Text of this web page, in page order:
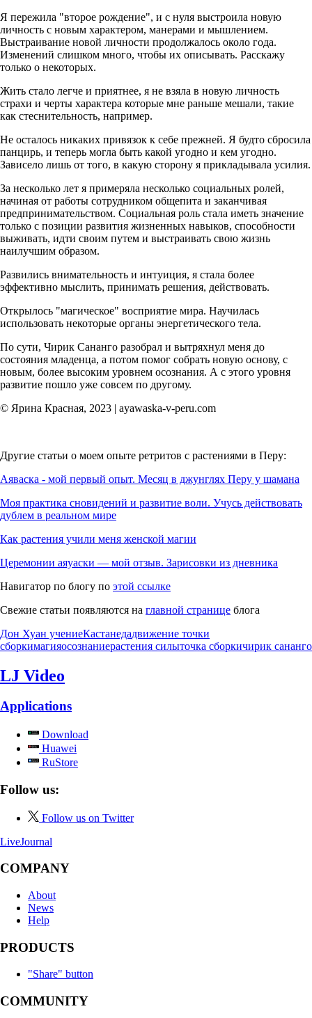
Я пережила "второе рождение", и с нуля выстроила новую
личность с новым характером, манерами и мышлением.
Выстраивание новой личности продолжалось около года.
Изменений слишком много, чтобы их описывать. Расскажу
только о некоторых.
Жить стало легче и приятнее, я не взяла в новую личность
страхи и черты характера которые мне раньше мешали, такие
как стеснительность, например.
Не осталось никаких привязок к себе прежней. Я будто сбросила
панцирь, и теперь могла быть какой угодно и кем угодно.
Зависело лишь от того, в какую сторону я прикладывала усилия.
За несколько лет я примеряла несколько социальных ролей,
начиная от работы сотрудником общепита и заканчивая
предпринимательством. Социальная роль стала иметь значение
только с позиции развития жизненных навыков, способности
выживать, идти своим путем и выстраивать свою жизнь
наилучшим образом.
Развились внимательность и интуиция, я стала более
эффективно мыслить, принимать решения, действовать.
Открылось "магическое" восприятие мира. Научилась
использовать некоторые органы энергетического тела.
По сути, Чирик Сананго разобрал и вытряхнул меня до
состояния младенца, а потом помог собрать новую основу, с
новым, более высоким уровнем осознания. А с этого уровня
развитие пошло уже совсем по другому.
© Ярина Красная, 2023 | ayawaska-v-peru.com
Другие статьи о моем опыте ретритов с растениями в Перу:
Аяваска - мой первый опыт. Месяц в джунглях Перу у шамана
Моя практика сновидений и развитие воли. Учусь действовать
дублем в реальном мире
Как растения учили меня женской магии
Церемонии аяуаски — мой отзыв. Зарисовки из дневника
Навигатор по блогу по этой ссылке
Свежие статьи появляются на главной странице блога
Дон Хуан учениеКастанедадвижение точки
сборкимагияосознаниерастения силыточка сборкичирик сананго
LJ Video
Applications
Download
Huawei
RuStore
Follow us:
Follow us on Twitter
LiveJournal
COMPANY
About
News
Help
PRODUCTS
"Share" button
COMMUNITY